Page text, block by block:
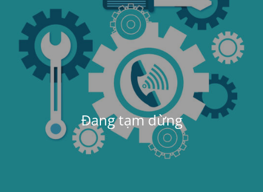
Đang tạm dừng